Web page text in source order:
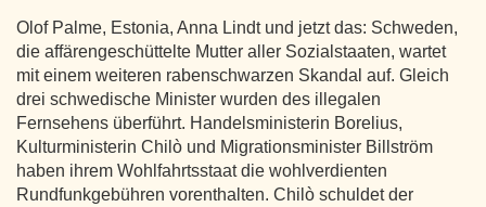
Olof Palme, Estonia, Anna Lindt und jetzt das: Schweden,
die affärengeschüttelte Mutter aller Sozialstaaten, wartet
mit einem weiteren rabenschwarzen Skandal auf. Gleich
drei schwedische Minister wurden des illegalen
Fernsehens überführt. Handelsministerin Borelius,
Kulturministerin Chilò und Migrationsminister Billström
haben ihrem Wohlfahrtsstaat die wohlverdienten
Rundfunkgebühren vorenthalten. Chilò schuldet der